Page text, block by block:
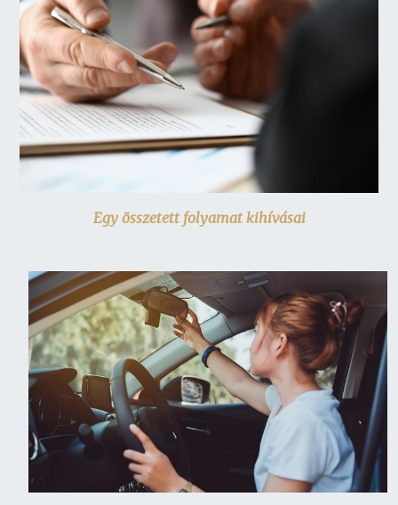
Egy összetett folyamat kihívásai